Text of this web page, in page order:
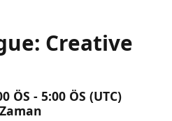
Creative
ÖS - 5:00 ÖS (UTC)